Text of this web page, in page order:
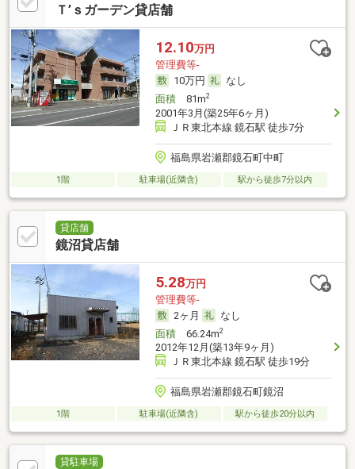
Ｔ’ｓガーデン貸店舗
12.10万円
管理費等-
10万円
なし
面積81m2
2001年3月(築25年6ヶ月)
ＪＲ東北本線 鏡石駅 徒歩7分
福島県岩瀬郡鏡石町中町
1階 駐車場(近隣含) 駅から徒歩7分以内
貸店舗
鏡沼貸店舗
5.28万円
管理費等-
2ヶ月
なし
面積66.24m2
2012年12月(築13年9ヶ月)
ＪＲ東北本線 鏡石駅 徒歩19分
福島県岩瀬郡鏡石町鏡沼
1階 駐車場(近隣含) 駅から徒歩20分以内
貸駐車場